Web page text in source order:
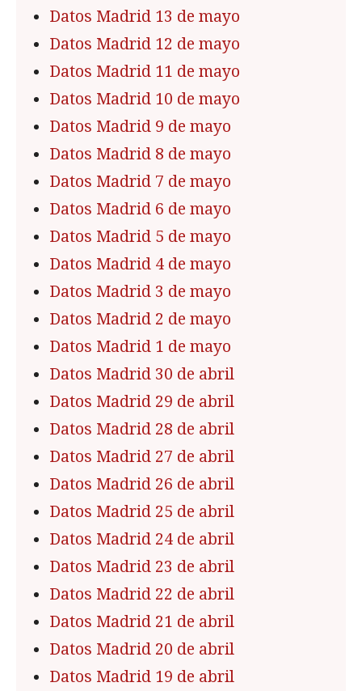
Datos Madrid 13 de mayo
Datos Madrid 12 de mayo
Datos Madrid 11 de mayo
Datos Madrid 10 de mayo
Datos Madrid 9 de mayo
Datos Madrid 8 de mayo
Datos Madrid 7 de mayo
Datos Madrid 6 de mayo
Datos Madrid 5 de mayo
Datos Madrid 4 de mayo
Datos Madrid 3 de mayo
Datos Madrid 2 de mayo
Datos Madrid 1 de mayo
Datos Madrid 30 de abril
Datos Madrid 29 de abril
Datos Madrid 28 de abril
Datos Madrid 27 de abril
Datos Madrid 26 de abril
Datos Madrid 25 de abril
Datos Madrid 24 de abril
Datos Madrid 23 de abril
Datos Madrid 22 de abril
Datos Madrid 21 de abril
Datos Madrid 20 de abril
Datos Madrid 19 de abril